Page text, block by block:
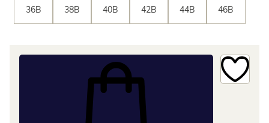
36B 38B 40B 42B 44B 46B